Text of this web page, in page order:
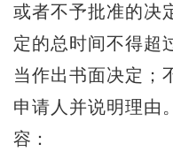
或者不予批准的决
定的总时间不得超
当作出书面决定；
申请人并说明理由
容：